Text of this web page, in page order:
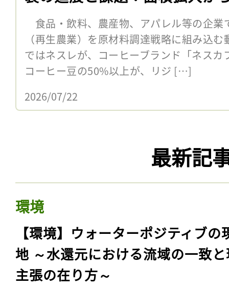
食品・飲料、農産物、アパレル等の企業
（再生農業）を原材料調達戦略に組み込
ではネスレが、コーヒーブランド「ネス
コーヒー豆の50%以上が、リジ […]
2026/07/22
最新記
環境
【環境】ウォーターポジティブの
地 ～水還元における流域の一致
主張の在り方～